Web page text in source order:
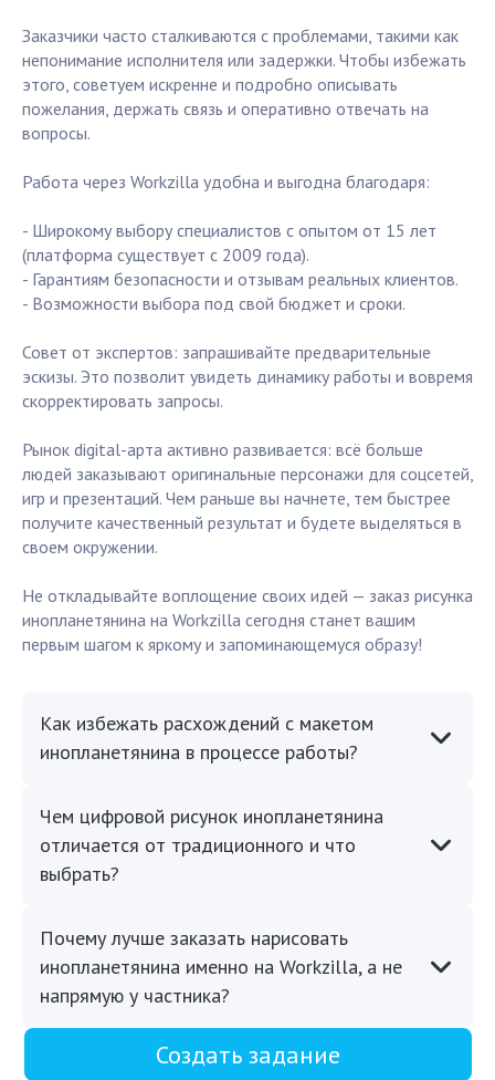
Заказчики часто сталкиваются с проблемами, такими как
непонимание исполнителя или задержки. Чтобы избежать
этого, советуем искренне и подробно описывать
пожелания, держать связь и оперативно отвечать на
вопросы.
Работа через Workzilla удобна и выгодна благодаря:
- Широкому выбору специалистов с опытом от 15 лет
(платформа существует с 2009 года).
- Гарантиям безопасности и отзывам реальных клиентов.
- Возможности выбора под свой бюджет и сроки.
Совет от экспертов: запрашивайте предварительные
эскизы. Это позволит увидеть динамику работы и вовремя
скорректировать запросы.
Рынок digital-арта активно развивается: всё больше
людей заказывают оригинальные персонажи для соцсетей,
игр и презентаций. Чем раньше вы начнете, тем быстрее
получите качественный результат и будете выделяться в
своем окружении.
Не откладывайте воплощение своих идей — заказ рисунка
инопланетянина на Workzilla сегодня станет вашим
первым шагом к яркому и запоминающемуся образу!
Как избежать расхождений с макетом
инопланетянина в процессе работы?
Чем цифровой рисунок инопланетянина
отличается от традиционного и что
выбрать?
Почему лучше заказать нарисовать
инопланетянина именно на Workzilla, а не
напрямую у частника?
Создать задание